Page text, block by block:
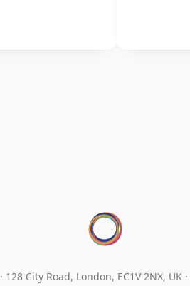
128 City Road, London, EC1V 2NX, UK ·